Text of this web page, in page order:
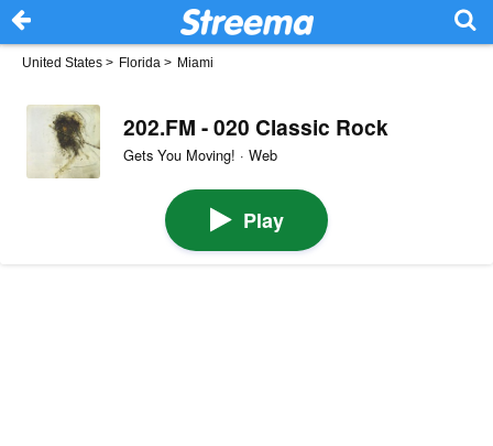
United States > Florida > Miami
202.FM - 020 Classic Rock
Gets You Moving! · Web
Play